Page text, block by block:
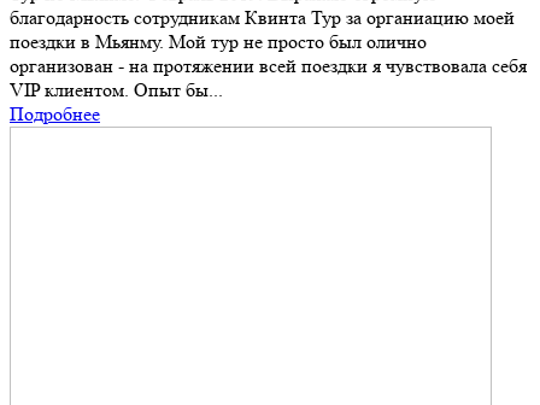
благодарность сотрудникам Квинта Тур за органиацию моей
поездки в Мьянму. Мой тур не просто был олично
организован - на протяжении всей поездки я чувствовала себя
VIP клиентом. Опыт бы...
Подробнее